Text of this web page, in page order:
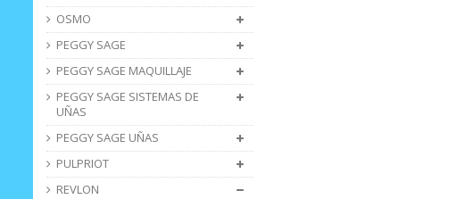
OSMO
PEGGY SAGE
PEGGY SAGE MAQUILLAJE
PEGGY SAGE SISTEMAS DE
UÑAS
PEGGY SAGE UÑAS
PULPRIOT
REVLON